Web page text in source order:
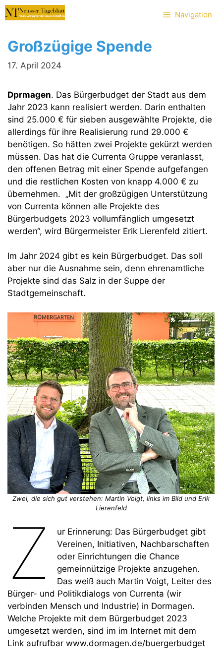
Zum
Inhalt
Navigation
Großzügige Spende
17. April 2024
Dprmagen. Das Bürgerbudget der Stadt aus dem
Jahr 2023 kann realisiert werden. Darin enthalten
sind 25.000 € für sieben ausgewählte Projekte, die
allerdings für ihre Realisierung rund 29.000 €
benötigen. So hätten zwei Projekte gekürzt werden
müssen. Das hat die Currenta Gruppe veranlasst,
den offenen Betrag mit einer Spende aufgefangen
und die restlichen Kosten von knapp 4.000 € zu
übernehmen. „Mit der großzügigen Unterstützung
von Currenta können alle Projekte des
Bürgerbudgets 2023 vollumfänglich umgesetzt
werden“, wird Bürgermeister Erik Lierenfeld zitiert.
Im Jahr 2024 gibt es kein Bürgerbudget. Das soll
aber nur die Ausnahme sein, denn ehrenamtliche
Projekte sind das Salz in der Suppe der
Stadtgemeinschaft.
Zwei, die sich gut verstehen: Martin Voigt, links im Bild und Erik
Lierenfeld
Z
ur Erinnerung: Das Bürgerbudget gibt
Vereinen, Initiativen, Nachbarschaften
oder Einrichtungen die Chance
gemeinnützige Projekte anzugehen.
Das weiß auch Martin Voigt, Leiter des
Bürger- und Politikdialogs von Currenta (wir
verbinden Mensch und Industrie) in Dormagen.
Welche Projekte mit dem Bürgerbudget 2023
umgesetzt werden, sind im im Internet mit dem
Link aufrufbar www.dormagen.de/buergerbudget